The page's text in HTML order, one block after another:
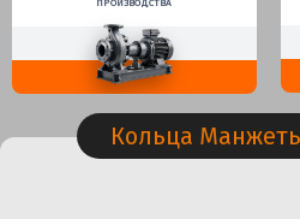
ПРОИЗВОДСТВА
Кольца